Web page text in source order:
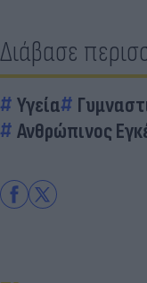
Διάβασε
Υγεία
Ανθρώπινος